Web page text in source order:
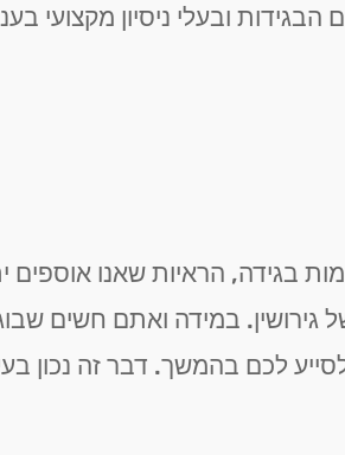
ובעלי ניסיון מקצועי
בגידה, הראיות שאנו אוספים
במידה ואתם חשים
לכם בהמשך. דבר זה נכון